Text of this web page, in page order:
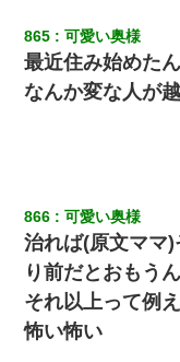
865 可愛い奥様
最近住み始めた
なんか変な人が
866 可愛い奥様
治れば(原文ママ
り前だとおもう
それ以上って例
怖い怖い